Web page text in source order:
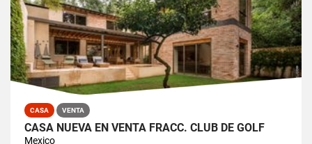
CASA VENTA
CASA NUEVA EN VENTA FRACC. CLUB DE GOLF
Mexico